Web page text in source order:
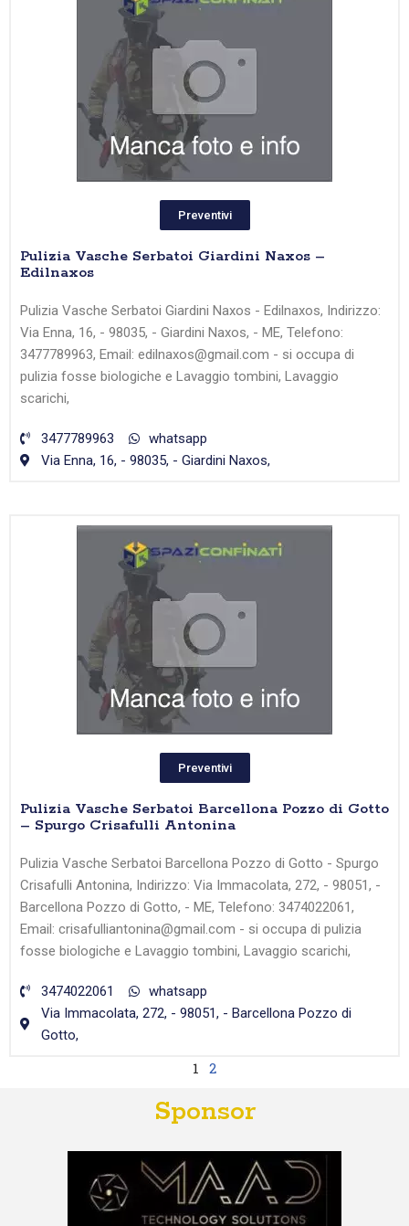
Preventivi
Pulizia Vasche Serbatoi Giardini Naxos –
Edilnaxos
Pulizia Vasche Serbatoi Giardini Naxos - Edilnaxos, Indirizzo:
Via Enna, 16, - 98035, - Giardini Naxos, - ME, Telefono:
3477789963, Email: edilnaxos@gmail.com - si occupa di
pulizia fosse biologiche e Lavaggio tombini, Lavaggio
scarichi,
3477789963
whatsapp
Via Enna, 16, - 98035, - Giardini Naxos,
Preventivi
Pulizia Vasche Serbatoi Barcellona Pozzo di Gotto
– Spurgo Crisafulli Antonina
Pulizia Vasche Serbatoi Barcellona Pozzo di Gotto - Spurgo
Crisafulli Antonina, Indirizzo: Via Immacolata, 272, - 98051, -
Barcellona Pozzo di Gotto, - ME, Telefono: 3474022061,
Email: crisafulliantonina@gmail.com - si occupa di pulizia
fosse biologiche e Lavaggio tombini, Lavaggio scarichi,
3474022061
whatsapp
Via Immacolata, 272, - 98051, - Barcellona Pozzo di
Gotto,
1 2
Sponsor